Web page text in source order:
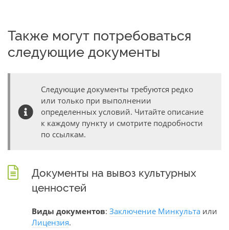
Также могут потребоваться
следующие документы
Следующие документы требуются редко
или только при выполнении
определенных условий. Читайте описание
к каждому пункту и смотрите подробности
по ссылкам.
Документы на вывоз культурных
ценностей
Виды документов: Заключение Минкульта или
Лицензия.